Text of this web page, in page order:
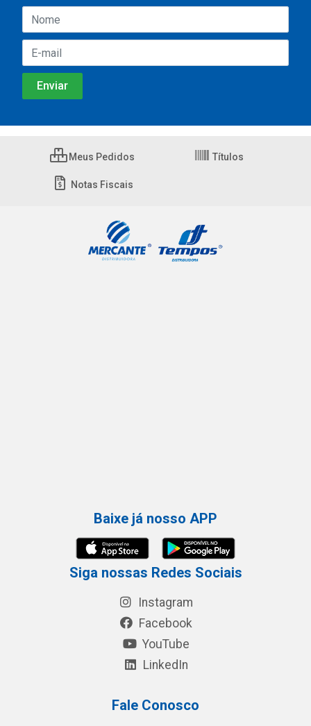
Meus Pedidos Títulos
Notas Fiscais
Baixe já nosso APP
Siga nossas Redes Sociais
Instagram
Facebook
YouTube
LinkedIn
Fale Conosco